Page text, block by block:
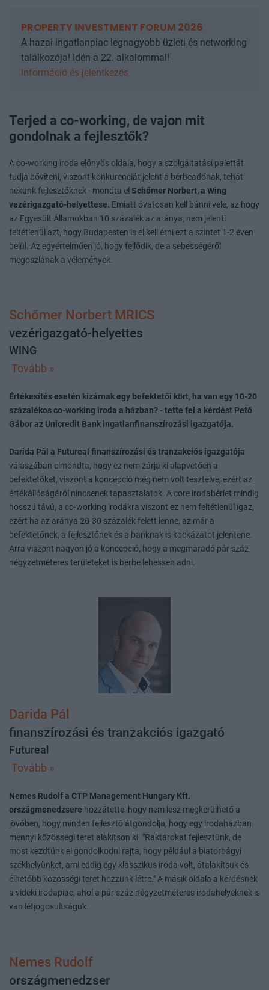
PROPERTY INVESTMENT FORUM 2026
A hazai ingatlanpiac legnagyobb üzleti és networking
találkozója! Idén a 22. alkalommal!
Információ és jelentkezés
Terjed a co-working, de vajon mit
gondolnak a fejlesztők?
A co-working iroda előnyös oldala, hogy a szolgáltatási palettát
tudja bővíteni, viszont konkurenciát jelent a bérbeadónak, tehát
nekünk fejlesztőknek - mondta el Schőmer Norbert, a Wing
vezérigazgató-helyettese. Emiatt óvatosan kell bánni vele, az hogy
az Egyesült Államokban 10 százalék az aránya, nem jelenti
feltétlenül azt, hogy Budapesten is el kell érni ezt a szintet 1-2 éven
belül. Az egyértelműen jó, hogy fejlődik, de a sebességéről
megoszlanak a vélemények.
Schőmer Norbert MRICS
vezérigazgató-helyettes
WING
Tovább »
Értékesítés esetén kizárnak egy befektetői kört, ha van egy 10-20
százalékos co-working iroda a házban? - tette fel a kérdést Pető
Gábor az Unicredit Bank ingatlanfinanszírozási igazgatója.
Darida Pál a Futureal finanszírozási és tranzakciós igazgatója
válaszában elmondta, hogy ez nem zárja ki alapvetően a
befektetőket, viszont a koncepció még nem volt tesztelve, ezért az
értékállóságáról nincsenek tapasztalatok. A core irodabérlet mindig
hosszú távú, a co-working irodákra viszont ez nem feltétlenül igaz,
ezért ha az aránya 20-30 százalék felett lenne, az már a
befektetőnek, a fejlesztőnek és a banknak is kockázatot jelentene.
Arra viszont nagyon jó a koncepció, hogy a megmaradó pár száz
négyzetméteres területeket is bérbe lehessen adni.
Darida Pál
finanszírozási és tranzakciós igazgató
Futureal
Tovább »
Nemes Rudolf a CTP Management Hungary Kft.
országmenedzsere hozzátette, hogy nem lesz megkerülhető a
jövőben, hogy minden fejlesztő átgondolja, hogy egy irodaházban
mennyi közösségi teret alakítson ki. "Raktárokat fejlesztünk, de
most kezdtünk el gondolkodni rajta, hogy például a biatorbágyi
székhelyünket, ami eddig egy klasszikus iroda volt, átalakítsuk és
élhetőbb közösségi teret hozzunk létre." A másik oldala a kérdésnek
a vidéki irodapiac, ahol a pár száz négyzetméteres irodahelyeknek is
van létjogosultságuk.
Nemes Rudolf
országmenedzser